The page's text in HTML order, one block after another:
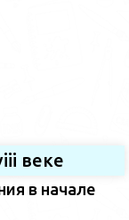
веке
в начале